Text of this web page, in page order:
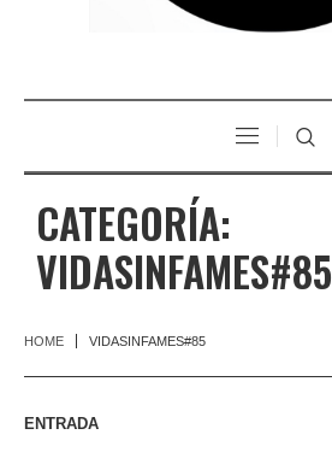
CATEGORÍA:
VIDASINFAMES#85
HOME VIDASINFAMES#85
ENTRADA